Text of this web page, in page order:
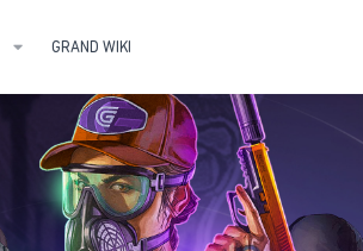
GRAND WIKI